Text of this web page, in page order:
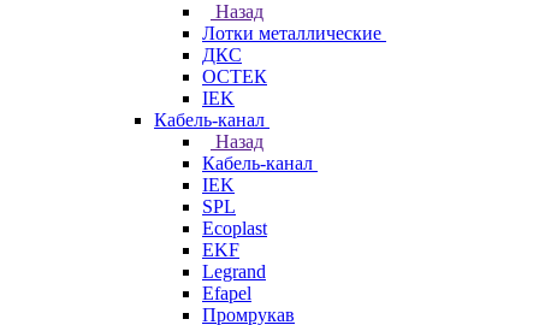
Назад
Лотки металлические
ДКС
ОСТЕК
IEK
Кабель-канал
Назад
Кабель-канал
IEK
SPL
Ecoplast
EKF
Legrand
Efapel
Промрукав